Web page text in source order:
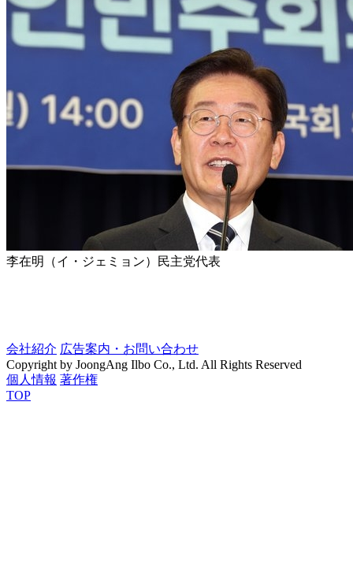
李在明（イ・ジェミョン）民主党代表
会社紹介 広告案内・お問い合わせ
Copyright by JoongAng Ilbo Co., Ltd. All Rights Reserved
個人情報 著作権
TOP